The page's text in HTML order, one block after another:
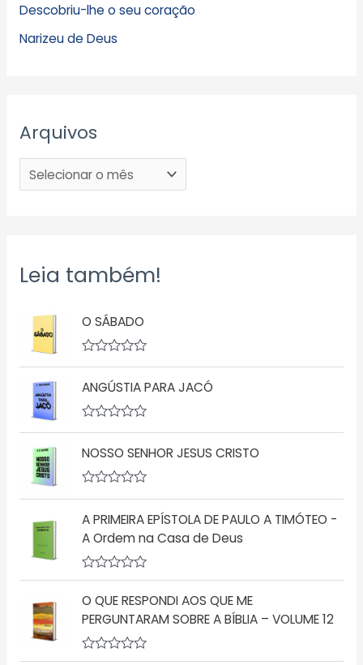
Descobriu-lhe o seu coração
Narizeu de Deus
Arquivos
Leia também!
O SÁBADO
a
i
ç
ã
o
0
d
e
ANGÚSTIA PARA JACÓ
A
a
i
ç
ã
o
0
e
NOSSO SENHOR JESUS CRISTO
a
l
i
a
ç
ã
0
d
5
A PRIMEIRA EPÍSTOLA DE PAULO A TIMÓTEO -
A Ordem na Casa de Deus
A
a
l
a
ç
O QUE RESPONDI AOS QUE ME
PERGUNTARAM SOBRE A BÍBLIA – VOLUME 12
A